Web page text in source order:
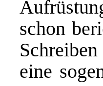
schon
eine